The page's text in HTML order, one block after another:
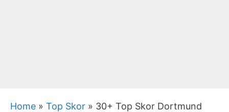
Home » Top Skor » 30+ Top Skor Dortmund